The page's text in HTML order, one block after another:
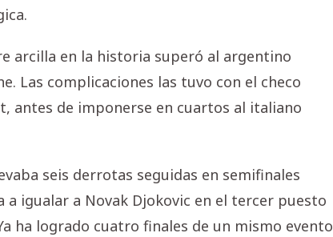
arcilla en la historia superó al argentino
Las complicaciones las tuvo con el checo
antes de imponerse en cuartos al italiano
seis derrotas seguidas en semifinales
a igualar a Novak Djokovic en el tercer puesto
ha logrado cuatro finales de un mismo evento